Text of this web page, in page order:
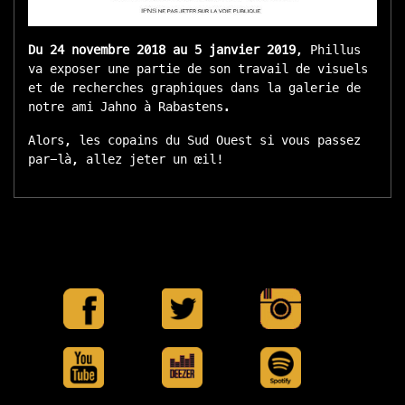
Du 24 novembre 2018 au 5 janvier 2019, Phillus
va exposer une partie de son travail de visuels
et de recherches graphiques dans la galerie de
notre ami Jahno à Rabastens.
Alors, les copains du Sud Ouest si vous passez
par-là, allez jeter un œil!